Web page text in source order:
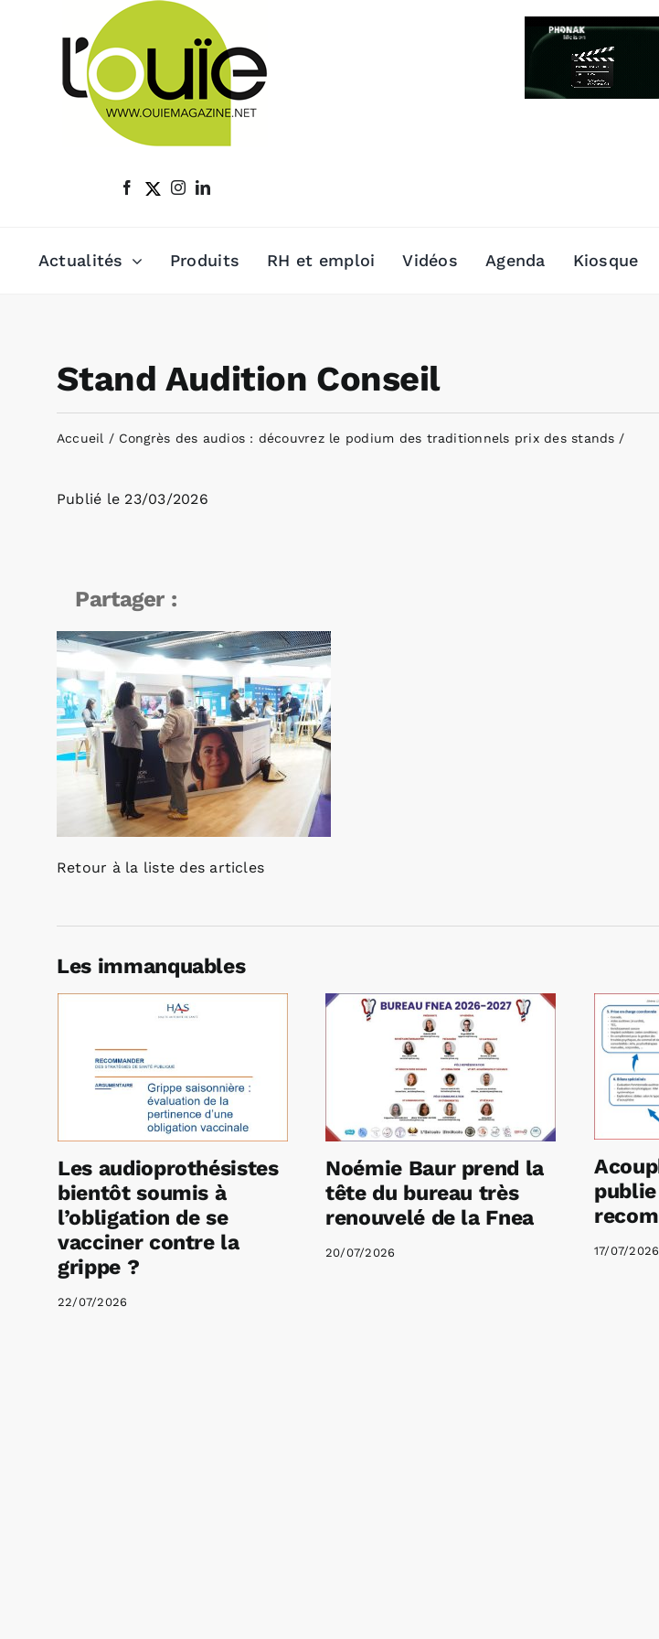
Actualités Produits RH et emploi Vidéos Agenda Kiosque
Stand Audition Conseil
Accueil Congrès des audios : découvrez le podium des traditionnels prix des stands
Publié le 23/03/2026
Partager :
Retour à la liste des articles
Les immanquables
Les audioprothésistes
bientôt soumis à
l’obligation de se
vacciner contre la
grippe ?
22/07/2026
Noémie Baur prend la
tête du bureau très
renouvelé de la Fnea
20/07/2026 17/07/2026